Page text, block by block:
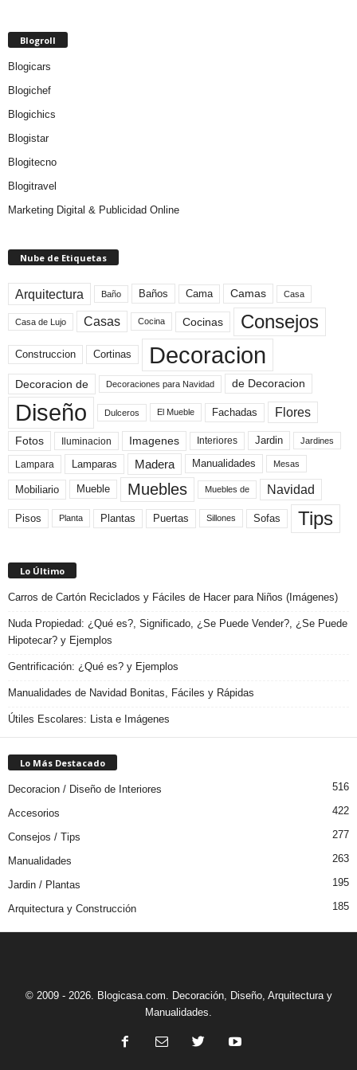
Blogroll
Blogicars
Blogichef
Blogichics
Blogistar
Blogitecno
Blogitravel
Marketing Digital & Publicidad Online
Nube de Etiquetas
Arquitectura Baño Baños Cama Camas Casa
Casa de Lujo Casas Cocina Cocinas Consejos
Construccion Cortinas Decoracion
Decoracion de Decoraciones para Navidad de Decoracion
Diseño Dulceros El Mueble Fachadas Flores
Fotos Iluminacion Imagenes Interiores Jardin Jardines
Lampara Lamparas Madera Manualidades Mesas
Mobiliario Mueble Muebles Muebles de Navidad
Pisos Planta Plantas Puertas Sillones Sofas Tips
Lo Último
Carros de Cartón Reciclados y Fáciles de Hacer para Niños (Imágenes)
Nuda Propiedad: ¿Qué es?, Significado, ¿Se Puede Vender?, ¿Se Puede
Hipotecar? y Ejemplos
Gentrificación: ¿Qué es? y Ejemplos
Manualidades de Navidad Bonitas, Fáciles y Rápidas
Útiles Escolares: Lista e Imágenes
Lo Más Destacado
Decoracion / Diseño de Interiores 516
Accesorios 422
Consejos / Tips 277
Manualidades 263
Jardin / Plantas 195
Arquitectura y Construcción 185
© 2009 - 2026. Blogicasa.com. Decoración, Diseño, Arquitectura y
Manualidades.